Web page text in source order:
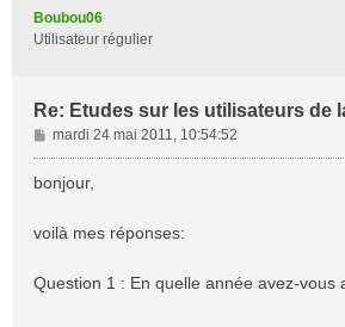
Boubou06
Utilisateur régulier
Re: Etudes sur les utilisateurs de
M
e
s
g
mardi 24 mai 2011, 10:54:52
bonjour,
voilà mes réponses:
Question 1 : En quelle année avez-vous